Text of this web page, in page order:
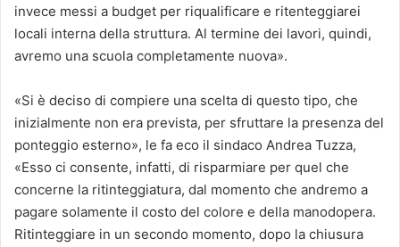
invece messi a budget per riqualificare e ritenteggiarei
locali interna della struttura. Al termine dei lavori, quindi,
avremo una scuola completamente nuova».
«Si è deciso di compiere una scelta di questo tipo, che
inizialmente non era prevista, per sfruttare la presenza del
ponteggio esterno», le fa eco il sindaco Andrea Tuzza,
«Esso ci consente, infatti, di risparmiare per quel che
concerne la ritinteggiatura, dal momento che andremo a
pagare solamente il costo del colore e della manodopera.
Ritinteggiare in un secondo momento, dopo la chiusura